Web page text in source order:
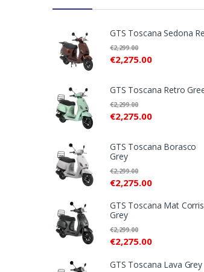
GTS Toscana Sedona
€2,275.00
€2,299.00
GTS Toscana Retro
€2,275.00
€2,299.00
GTS Toscana Borasco
Grey
€2,275.00
€2,299.00
GTS Toscana Mat Corris
Grey
€2,275.00
€2,299.00
GTS Toscana Lava Grey